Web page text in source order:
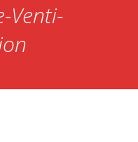
Venti-